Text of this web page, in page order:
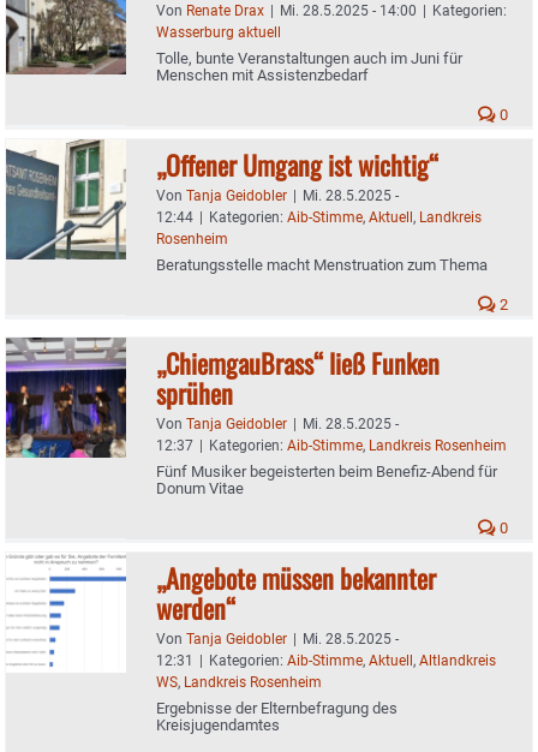
Von Renate Drax | Mi. 28.5.2025 - 14:00 | Kategorien:
Wasserburg aktuell
Tolle, bunte Veranstaltungen auch im Juni für
Menschen mit Assistenzbedarf
0
„Offener Umgang ist wichtig“
Von Tanja Geidobler | Mi. 28.5.2025 -
12:44 | Kategorien: Aib-Stimme, Aktuell, Landkreis
Rosenheim
Beratungsstelle macht Menstruation zum Thema
2
„ChiemgauBrass“ ließ Funken
sprühen
Von Tanja Geidobler | Mi. 28.5.2025 -
12:37 | Kategorien: Aib-Stimme, Landkreis Rosenheim
Fünf Musiker begeisterten beim Benefiz-Abend für
Donum Vitae
0
„Angebote müssen bekannter
werden“
Von Tanja Geidobler | Mi. 28.5.2025 -
12:31 | Kategorien: Aib-Stimme, Aktuell, Altlandkreis
WS, Landkreis Rosenheim
Ergebnisse der Elternbefragung des
Kreisjugendamtes